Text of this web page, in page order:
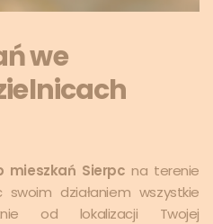
we
mieszkań Sierpc na terenie
działaniem wszystkie
od lokalizacji Twojej